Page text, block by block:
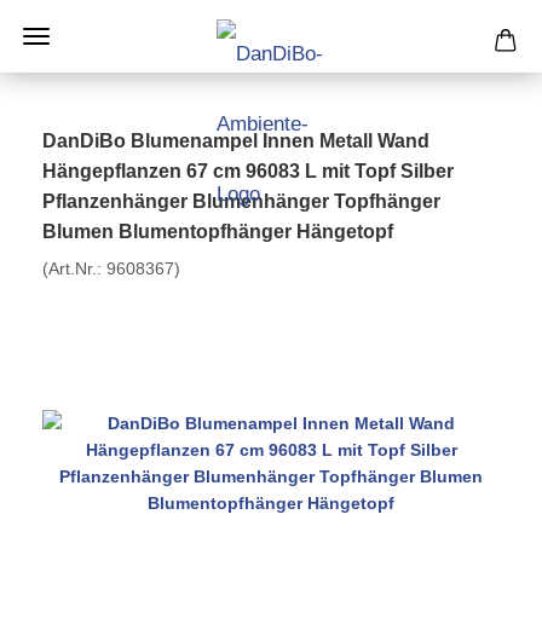
DanDiBo Blumenampel Innen Metall Wand
Hängepflanzen 67 cm 96083 L mit Topf Silber
Pflanzenhänger Blumenhänger Topfhänger
Blumen Blumentopfhänger Hängetopf
(Art.Nr.: 9608367)